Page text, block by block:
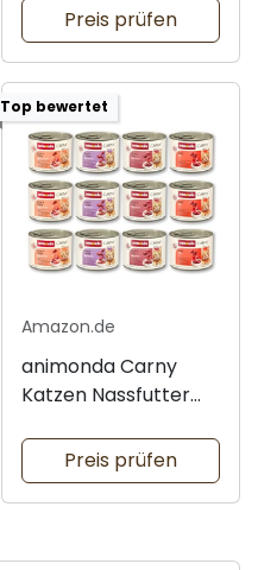
Preis prüfen
Top bewertet
Amazon.de
animonda Carny
Katzen Nassfutter
Preis prüfen